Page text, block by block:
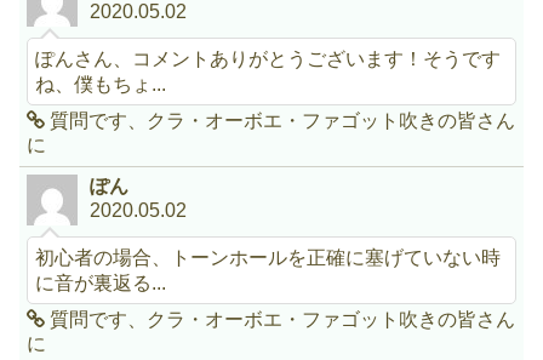
2020.05.02
ぽんさん、コメントありがとうございます！そうです
ね、僕もちょ...
質問です、クラ・オーボエ・ファゴット吹きの皆さん
に
ぽん
2020.05.02
初心者の場合、トーンホールを正確に塞げていない時
に音が裏返る...
質問です、クラ・オーボエ・ファゴット吹きの皆さん
に